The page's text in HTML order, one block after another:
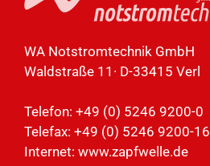
WA Notstromtechnik GmbH
Waldstraße 11· D-33415 Verl
Telefon: +49 (0) 5246 9200-0
Telefax: +49 (0) 5246 9200-16
Internet: www.zapfwelle.de